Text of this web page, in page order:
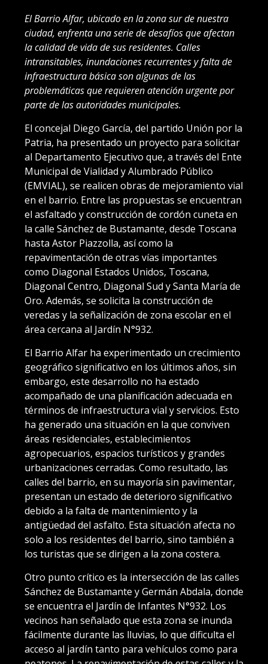
El Barrio Alfar, ubicado en la zona sur de nuestra
ciudad, enfrenta una serie de desafíos que afectan
la calidad de vida de sus residentes. Calles
intransitables, inundaciones recurrentes y falta de
infraestructura básica son algunas de las
problemáticas que requieren atención urgente por
parte de las autoridades municipales.
El concejal Diego García, del partido Unión por la
Patria, ha presentado un proyecto para solicitar
al Departamento Ejecutivo que, a través del Ente
Municipal de Vialidad y Alumbrado Público
(EMVIAL), se realicen obras de mejoramiento vial
en el barrio. Entre las propuestas se encuentran
el asfaltado y construcción de cordón cuneta en
la calle Sánchez de Bustamante, desde Toscana
hasta Astor Piazzolla, así como la
repavimentación de otras vías importantes
como Diagonal Estados Unidos, Toscana,
Diagonal Centro, Diagonal Sud y Santa María de
Oro. Además, se solicita la construcción de
veredas y la señalización de zona escolar en el
área cercana al Jardín N°932.
El Barrio Alfar ha experimentado un crecimiento
geográfico significativo en los últimos años, sin
embargo, este desarrollo no ha estado
acompañado de una planificación adecuada en
términos de infraestructura vial y servicios. Esto
ha generado una situación en la que conviven
áreas residenciales, establecimientos
agropecuarios, espacios turísticos y grandes
urbanizaciones cerradas. Como resultado, las
calles del barrio, en su mayoría sin pavimentar,
presentan un estado de deterioro significativo
debido a la falta de mantenimiento y la
antigüedad del asfalto. Esta situación afecta no
solo a los residentes del barrio, sino también a
los turistas que se dirigen a la zona costera.
Otro punto crítico es la intersección de las calles
Sánchez de Bustamante y Germán Abdala, donde
se encuentra el Jardín de Infantes N°932. Los
vecinos han señalado que esta zona se inunda
fácilmente durante las lluvias, lo que dificulta el
acceso al jardín tanto para vehículos como para